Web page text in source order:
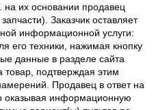
их основании продавец
Заказчик оставляет
информационной услуги:
его техники, нажимая кнопку
данные в разделе сайта
товар, подтверждая этим
Продавец в ответ на
оказывая информационную